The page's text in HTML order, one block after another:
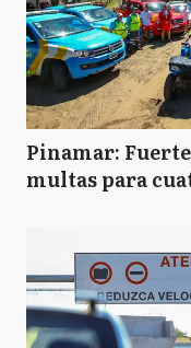
Pinamar:
multas para